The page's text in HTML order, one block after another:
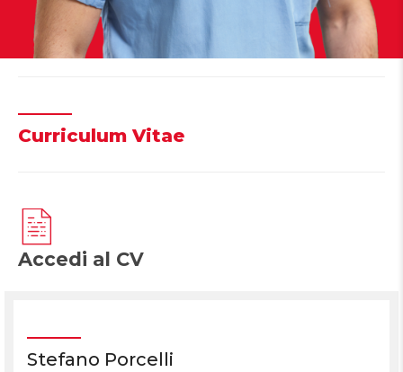
Curriculum Vitae
Accedi al CV
Stefano Porcelli